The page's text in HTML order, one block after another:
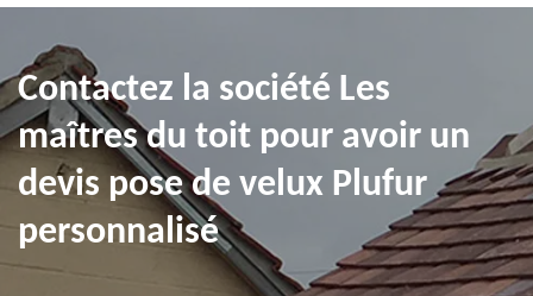
Contactez la société Les
maîtres du toit pour avoir un
devis pose de velux Plufur
personnalisé